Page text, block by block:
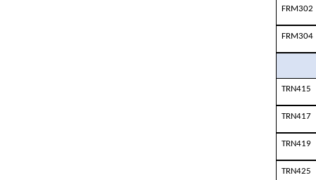
FRM302
FRM304
TRN415
TRN417
TRN419
TRN425